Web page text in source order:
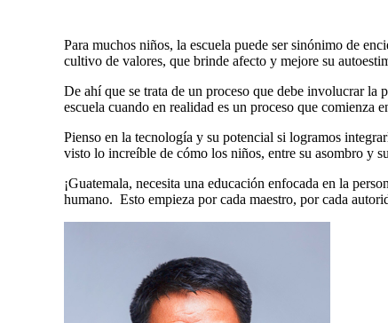
Para muchos niños, la escuela puede ser sinónimo de
cultivo de valores, que brinde afecto y mejore su
De ahí que se trata de un proceso que debe involucrar la
escuela cuando en realidad es un proceso que comienza
Pienso en la tecnología y su potencial si logramos
visto lo increíble de cómo los niños, entre su asombro y
¡Guatemala, necesita una educación enfocada en la
humano. Esto empieza por cada maestro, por cada